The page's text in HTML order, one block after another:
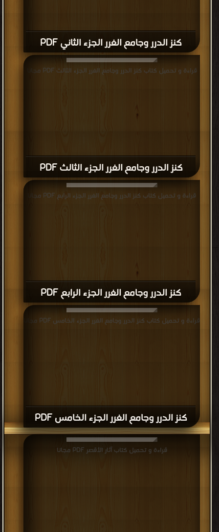
كنز الدرر وجامع الغرر الجزء الثاني PDF
كنز الدرر وجامع الغرر الجزء الثالث PDF
قراءة و تحميل كتاب كنز الدرر وجامع الغرر الجزء الثالث PDF مجانا
كنز الدرر وجامع الغرر الجزء الرابع PDF
قراءة و تحميل كتاب كنز الدرر وجامع الغرر الجزء الرابع PDF مجانا
كنز الدرر وجامع الغرر الجزء الخامس PDF
قراءة و تحميل كتاب كنز الدرر وجامع الغرر الجزء الخامس PDF مجانا
قراءة و تحميل كتاب آثار الأقصر PDF مجانا